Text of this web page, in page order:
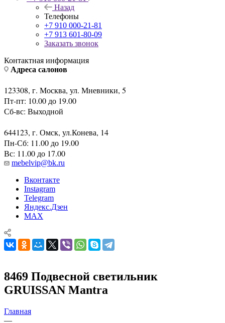
Назад
Телефоны
+7 910 000-21-81
+7 913 601-80-09
Заказать звонок
Контактная информация
Адреса салонов
123308, г. Москва, ул. Мневники, 5
Пт-пт: 10.00 до 19.00
Сб-вс: Выходной
644123, г. Омск, ул.Конева, 14
Пн-Сб: 11.00 до 19.00
Вс: 11.00 до 17.00
mebelvip@bk.ru
Вконтакте
Instagram
Telegram
Яндекс.Дзен
MAX
8469 Подвесной светильник
GRUISSAN Mantra
Главная
—